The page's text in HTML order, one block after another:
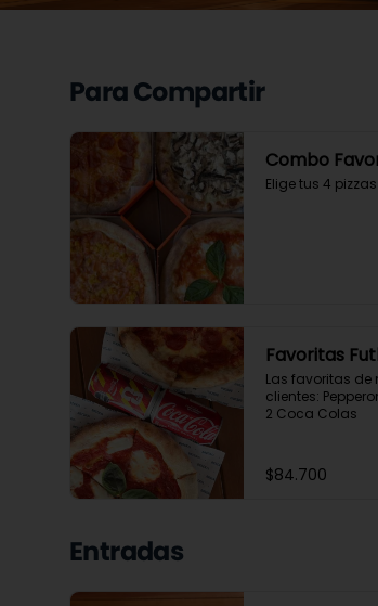
Para Compartir
Combo
Elige tus 4
Favoritas
Las favoritas de
clientes:
2 Coca Colas
$84.700
Entradas